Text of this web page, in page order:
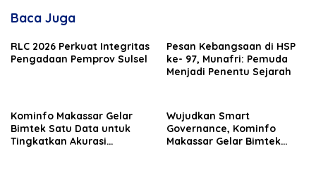
Baca Juga
RLC 2026 Perkuat Integritas
Pengadaan Pemprov Sulsel
Pesan Kebangsaan di HSP
ke- 97, Munafri: Pemuda
Menjadi Penentu Sejarah
Kominfo Makassar Gelar
Bimtek Satu Data untuk
Tingkatkan Akurasi
Wujudkan Smart
Governance, Kominfo
Makassar Gelar Bimtek